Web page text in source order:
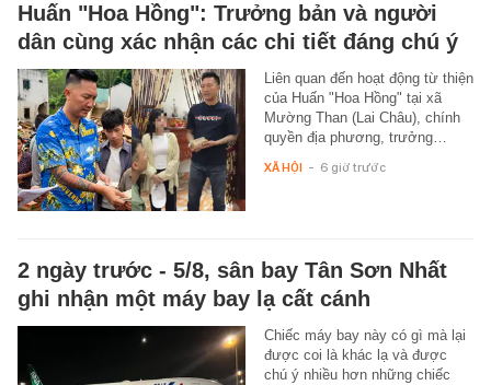
Huấn "Hoa Hồng": Trưởng bản và người
dân cùng xác nhận các chi tiết đáng chú ý
Liên quan đến hoạt động từ thiện
của Huấn "Hoa Hồng" tại xã
Mường Than (Lai Châu), chính
quyền địa phương, trưởng…
XÃ HỘI - 6 giờ trước
2 ngày trước - 5/8, sân bay Tân Sơn Nhất
ghi nhận một máy bay lạ cất cánh
Chiếc máy bay này có gì mà lại
được coi là khác lạ và được
chú ý nhiều hơn những chiếc